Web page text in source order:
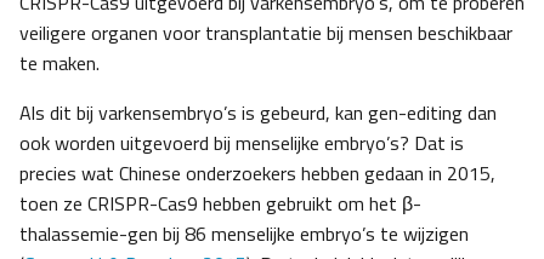
veiligere organen voor transplantatie bij mensen beschikbaar
te maken.
Als dit bij varkensembryo’s is gebeurd, kan gen-editing dan
ook worden uitgevoerd bij menselijke embryo’s? Dat is
precies wat Chinese onderzoekers hebben gedaan in 2015,
toen ze CRISPR-Cas9 hebben gebruikt om het β-
thalassemie-gen bij 86 menselijke embryo’s te wijzigen